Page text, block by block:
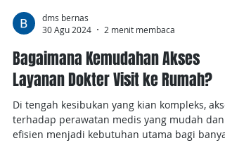
30 Agu 2024
2 menit membaca
Bagaimana Kemudahan Akses
Layanan Dokter Visit ke Rumah?
Di tengah kesibukan yang kian kompleks,